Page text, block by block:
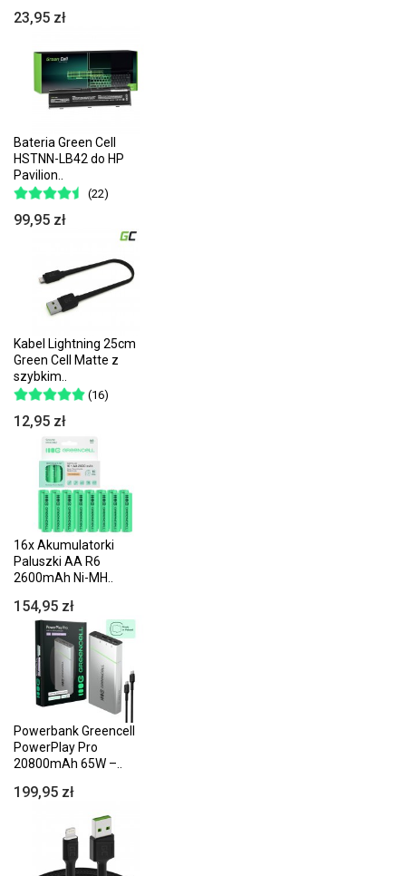
23,95 zł
Bateria Green Cell
HSTNN-LB42 do HP
Pavilion..
(22)
99,95 zł
Kabel Lightning 25cm
Green Cell Matte z
szybkim..
(16)
12,95 zł
16x Akumulatorki
Paluszki AA R6
2600mAh Ni-MH..
154,95 zł
Powerbank Greencell
PowerPlay Pro
20800mAh 65W –..
199,95 zł